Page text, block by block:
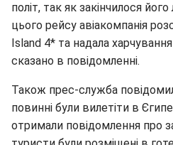
політ, так як закінчилося
цього рейсу авіакомпанія
Island 4* та надала
сказано в повідомленні.
Також прес-служба
повинні були вилетіти в
отримали повідомлення про